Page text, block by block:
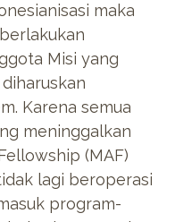
maka
Misi yang
Karena semua
meninggalkan
(MAF)
lagi beroperasi
program-